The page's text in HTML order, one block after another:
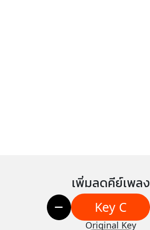
เพิ่มลดคีย์เพลง
Key C
Original Key